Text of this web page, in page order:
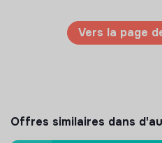
Vers la page
Offres similaires dans